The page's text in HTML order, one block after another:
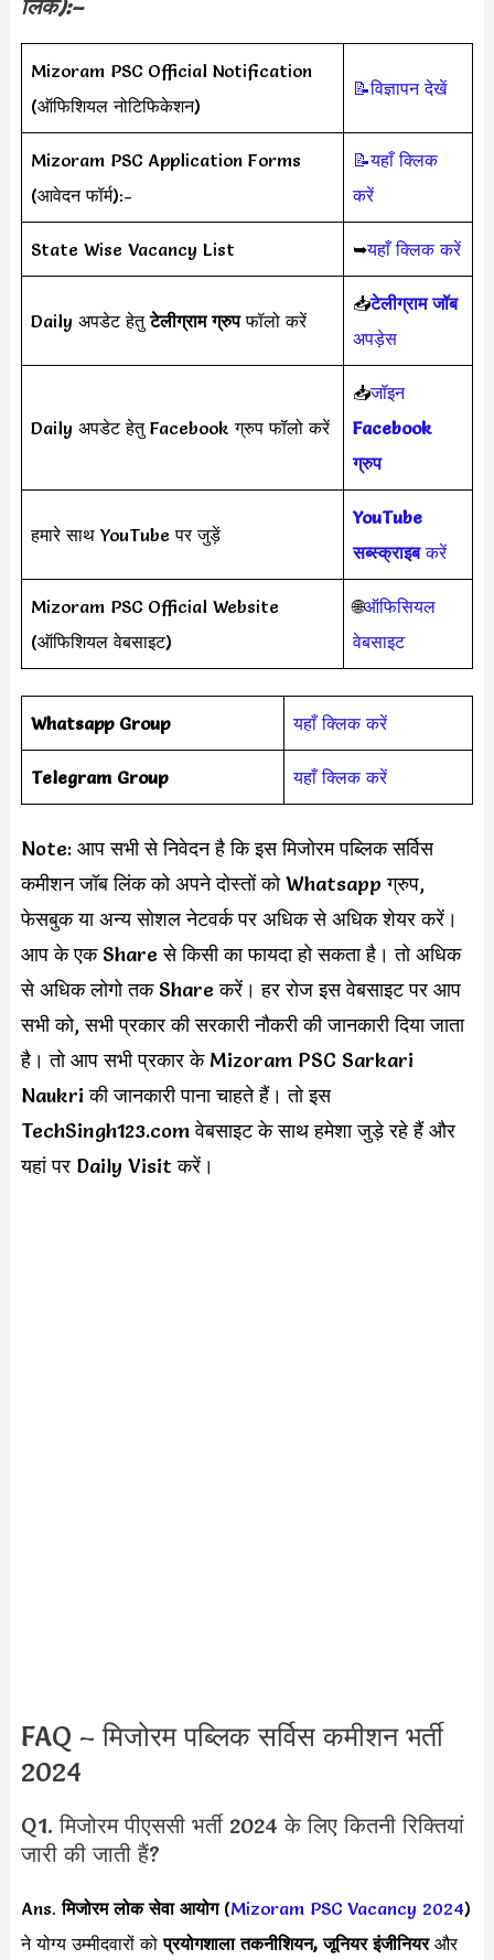
लिंक):–
Mizoram PSC Official Notification
(ऑफिशियल नोटिफिकेशन)
📝विज्ञापन देखें
Mizoram PSC Application Forms
(आवेदन फॉर्म):-
📝यहाँ क्लिक
करें
State Wise Vacancy List ➥यहाँ क्लिक करें
Daily अपडेट हेतुटेलीग्राम ग्रुपफॉलो करें
📥टेलीग्राम जॉब
अपड़ेस
Daily अपडेट हेतु Facebook ग्रुप फॉलो करें
📥जॉइन
Facebook
ग्रुप
हमारे साथ YouTube पर जुड़ें
YouTube
सब्स्क्राइबकरें
Mizoram PSC Official Website
(ऑफिशियल वेबसाइट)
🌐ऑफिसियल
वेबसाइट
Whatsapp Group यहाँ क्लिक करें
Telegram Group यहाँ क्लिक करें
Note: आप सभी से निवेदन है कि इस मिजोरम पब्लिक सर्विस
कमीशन जॉब लिंक को अपने दोस्तों को Whatsapp ग्रुप,
फेसबुक या अन्य सोशल नेटवर्क पर अधिक से अधिक शेयर करें।
आप के एक Share से किसी का फायदा हो सकता है। तो अधिक
से अधिक लोगो तक Share करें। हर रोज इस वेबसाइट पर आप
सभी को, सभी प्रकार की सरकारी नौकरी की जानकारी दिया जाता
है। तो आप सभी प्रकार के Mizoram PSC Sarkari
Naukri की जानकारी पाना चाहते हैं। तो इस
TechSingh123.com वेबसाइट के साथ हमेशा जुड़े रहे हैं और
यहां पर Daily Visit करें।
FAQ – मिजोरम पब्लिक सर्विस कमीशन भर्ती
2024
Q1. मिजोरम पीएससी भर्ती 2024 के लिए कितनी रिक्तियां
जारी की जाती हैं?
Ans.मिजोरम लोक सेवा आयोग (Mizoram PSC Vacancy 2024)
ने योग्य उम्मीदवारों कोप्रयोगशाला तकनीशियन, जूनियर इंजीनियर और